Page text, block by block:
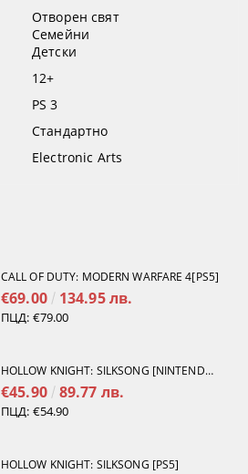
Отворен свят
Семейни
Детски
12+
PS 3
Стандартно
Electronic Arts
CALL OF DUTY: MODERN WARFARE 4[PS5]
€69.00 134.95 лв.
ПЦД: €79.00
HOLLOW KNIGHT: SILKSONG [NINTENDO SWITCH 2]
€45.90 89.77 лв.
ПЦД: €54.90
HOLLOW KNIGHT: SILKSONG [PS5]